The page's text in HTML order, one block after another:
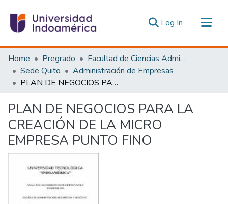
Log In (current)
Communities & Collections
All of DSpace
Statistics
Home Pregrado
Facultad de Ciencias Administrativas y Económicas
Sede Quito
Administración de Empresas
PLAN DE NEGOCIOS PARA LA CREACIÓN DE LA MICRO EMPRESA PUNTO FINO
PLAN DE NEGOCIOS PARA LA
CREACIÓN DE LA MICRO
EMPRESA PUNTO FINO